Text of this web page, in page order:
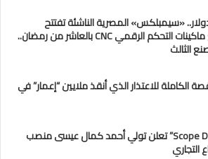
50 مليون دولار.. «سيمبلكس» المصرية الناشئة تفتتح
مصنعها الجديد لتصنيع ماكينات التحكم الرقمي CNC بالعاشر من رمضان..
الثالث
الكاملة للاعتذار الذي أنقذ ملايين “إعمار” في
شركة “Scope Developments” تعلن تولي أحمد كمال عيسى منصب
التجاري